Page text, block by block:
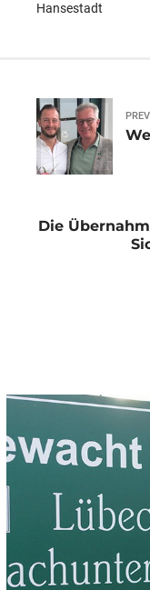
Hansestadt
Die